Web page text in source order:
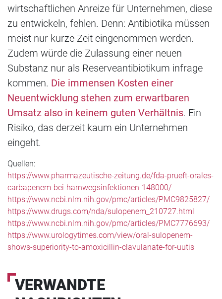
wirtschaftlichen Anreize für Unternehmen, diese
zu entwickeln, fehlen. Denn: Antibiotika müssen
meist nur kurze Zeit eingenommen werden.
Zudem würde die Zulassung einer neuen
Substanz nur als Reserveantibiotikum infrage
kommen. Die immensen Kosten einer
Neuentwicklung stehen zum erwartbaren
Umsatz also in keinem guten Verhältnis. Ein
Risiko, das derzeit kaum ein Unternehmen
eingeht.
Quellen:
https://www.pharmazeutische-zeitung.de/fda-prueft-orales-
carbapenem-bei-harnwegsinfektionen-148000/
https://www.ncbi.nlm.nih.gov/pmc/articles/PMC9825827/
https://www.drugs.com/nda/sulopenem_210727.html
https://www.ncbi.nlm.nih.gov/pmc/articles/PMC7776693/
https://www.urologytimes.com/view/oral-sulopenem-
shows-superiority-to-amoxicillin-clavulanate-for-uutis
VERWANDTE